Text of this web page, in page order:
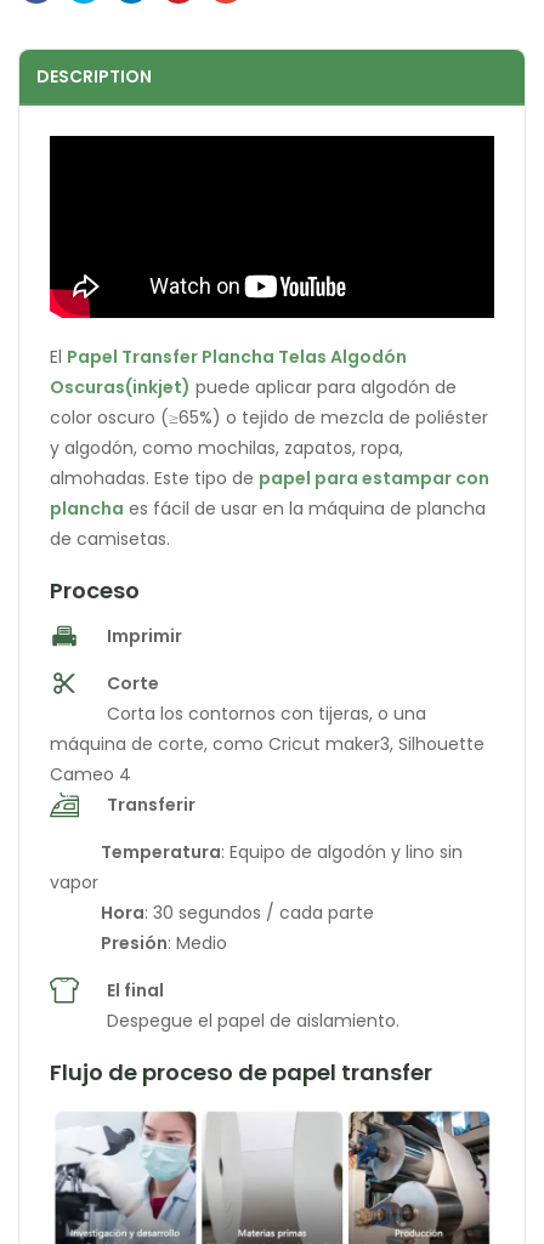
DESCRIPTION
El Papel Transfer Plancha Telas Algodón
Oscuras(inkjet) puede aplicar para algodón de
color oscuro (≥65%) o tejido de mezcla de poliéster
y algodón, como mochilas, zapatos, ropa,
almohadas. Este tipo de papel para estampar con
plancha es fácil de usar en la máquina de plancha
de camisetas.
Proceso
Imprimir
Corte
Corta los contornos con tijeras, o una
máquina de corte, como Cricut maker3, Silhouette
Cameo 4
Transferir
Temperatura: Equipo de algodón y lino sin
vapor
Hora: 30 segundos / cada parte
Presión: Medio
El final
Despegue el papel de aislamiento.
Flujo de proceso de papel transfer